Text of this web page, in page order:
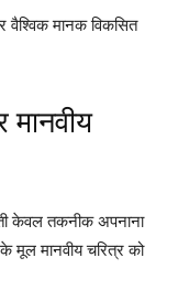
वैश्विक मानक विकसित
केवल तकनीक अपनाना
मूल मानवीय चरित्र को